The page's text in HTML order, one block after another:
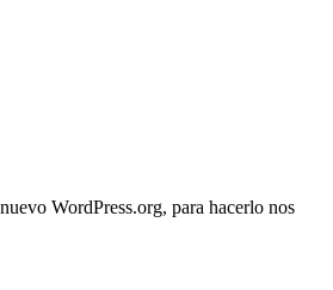
WordPress.org, para hacerlo nos